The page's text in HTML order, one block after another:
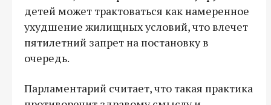
детей может трактоваться как намеренное
ухудшение жилищных условий, что влечет
пятилетний запрет на постановку в
очередь.
Парламентарий считает, что такая практика